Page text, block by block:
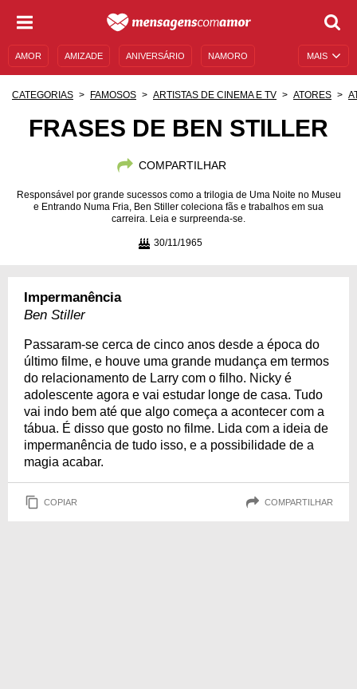
MAIS
AMOR AMIZADE ANIVERSÁRIO NAMORO
CATEGORIAS FAMOSOS ARTISTAS DE CINEMA E TV ATORES
FRASES DE BEN STILLER
COMPARTILHAR
Responsável por grande sucessos como a trilogia de Uma Noite no Museu
e Entrando Numa Fria, Ben Stiller coleciona fãs e trabalhos em sua
carreira. Leia e surpreenda-se.
30/11/1965
Impermanência
Ben Stiller
Passaram-se cerca de cinco anos desde a época do
último filme, e houve uma grande mudança em termos
do relacionamento de Larry com o filho. Nicky é
adolescente agora e vai estudar longe de casa. Tudo
vai indo bem até que algo começa a acontecer com a
tábua. É disso que gosto no filme. Lida com a ideia de
impermanência de tudo isso, e a possibilidade de a
magia acabar.
COPIAR COMPARTILHAR